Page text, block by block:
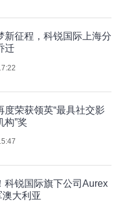
新征程，科锐国际上海分
迁
度荣获领英“最具社交影
构”奖
科锐国际旗下公司Aurex
大利亚